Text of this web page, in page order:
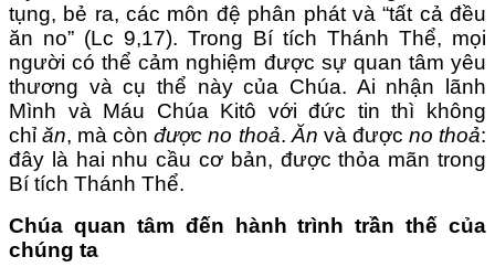
tụng, bẻ ra, các môn đệ phân phát và “tất cả đều
ăn no” (Lc 9,17). Trong Bí tích Thánh Thể, mọi
người có thể cảm nghiệm được sự quan tâm yêu
thương và cụ thể này của Chúa. Ai nhận lãnh
Mình và Máu Chúa Kitô với đức tin thì không
chỉăn, mà cònđược no thoả. Ăn và được no thoả:
đây là hai nhu cầu cơ bản, được thỏa mãn trong
Bí tích Thánh Thể.
Chúa quan tâm đến hành trình trần thế của
chúng ta